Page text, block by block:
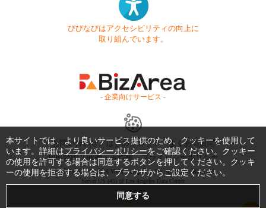
びびなびはアクセシビリティの向上に
取り組んでいます。
- 企業向けサービス -
お問い合わせ はじめてガイド
よくある質問
利用規約
商標・著作権 プライバシーポリシー
Copyright © 1999-2026 Vivid Navigation, Inc. All Rights Reserved.
Server US (45) @ Los Angeles Data Center
本サイトでは、より良いサービス提供のため、クッキーを使用して
います。詳細はプライバシーポリシーをご確認ください。クッキー
の使用を許可する場合は同意するボタンを押してください。クッキ
ーの使用を拒否する場合は、ブラウザからご設定ください。